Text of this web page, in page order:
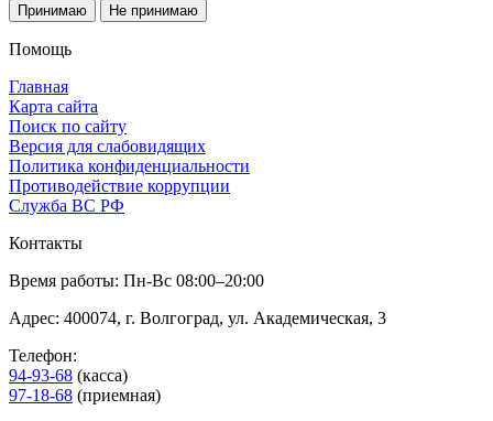
Принимаю Не принимаю
Помощь
Главная
Карта сайта
Поиск по сайту
Версия для слабовидящих
Политика конфиденциальности
Противодействие коррупции
Служба ВС РФ
Контакты
Время работы: Пн-Вс 08:00–20:00
Адрес: 400074, г. Волгоград, ул. Академическая, 3
Телефон:
94-93-68 (касса)
97-18-68 (приемная)